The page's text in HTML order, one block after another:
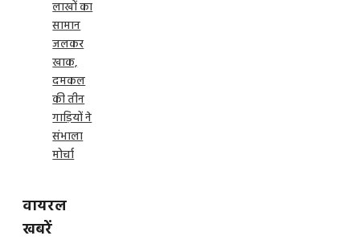
लाखों का
सामान
जलकर
खाक,
दमकल
की तीन
गाड़ियों ने
संभाला
मोर्चा
वायरल
खबरें